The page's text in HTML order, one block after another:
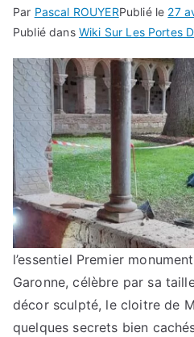
Par Pascal ROUYERPublié le 27
Publié dans Wiki Sur Les Portes
l’essentiel Premier
Garonne, célèbre par sa
décor sculpté, le cloitre de
quelques secrets bien